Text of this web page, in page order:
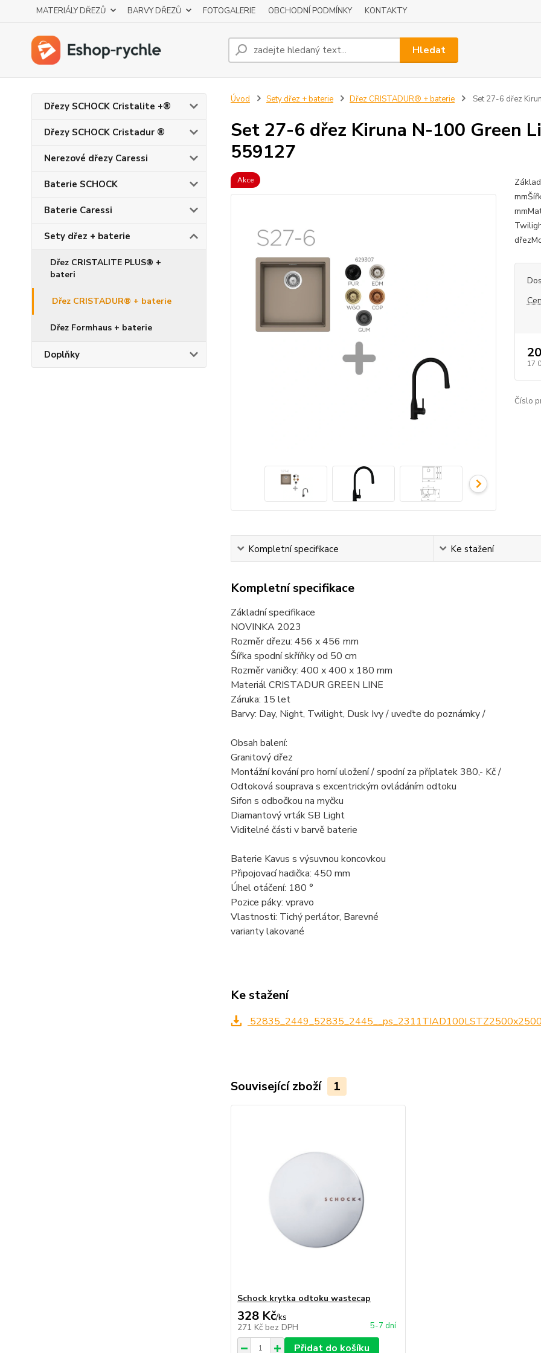
MATERIÁLY DŘEZŮ BARVY DŘEZŮ FOTOGALERIE OBCHODNÍ PODMÍNKY KONTAKTY
Hledat
Dřezy SCHOCK Cristalite +®
Dřezy SCHOCK Cristadur ®
Nerezové dřezy Caressi
Baterie SCHOCK
Baterie Caressi
Sety dřez + baterie
Dřez CRISTALITE PLUS® +
bateri
Dřez CRISTADUR® + baterie
Dřez Formhaus + baterie
Doplňky
Úvod Sety dřez + baterie Dřez CRISTADUR® + baterie Set 27-6 dřez
Set 27-6 dřez Kiruna N-100 Green
559127
Akce
17
Číslo
Kompletní specifikace Ke stažení
Kompletní specifikace
Základní specifikace
NOVINKA 2023
Rozměr dřezu: 456 x 456 mm
Šířka spodní skříňky od 50 cm
Rozměr vaničky: 400 x 400 x 180 mm
Materiál CRISTADUR GREEN LINE
Záruka: 15 let
Barvy: Day, Night, Twilight, Dusk Ivy / uveďte do poznámky /
Obsah balení:
Granitový dřez
Montážní kování pro horní uložení / spodní za příplatek 380,- Kč /
Odtoková souprava s excentrickým ovládáním odtoku
Sifon s odbočkou na myčku
Diamantový vrták SB Light
Viditelné části v barvě baterie
Baterie Kavus s výsuvnou koncovkou
Připojovací hadička: 450 mm
Úhel otáčení: 180 °
Pozice páky: vpravo
Vlastnosti: Tichý perlátor, Barevné
varianty lakované
Ke stažení
Související zboží 1
Schock krytka odtoku wastecap
328 Kč/ks
271 Kč bez DPH 5-7 dní
Přidat do košíku